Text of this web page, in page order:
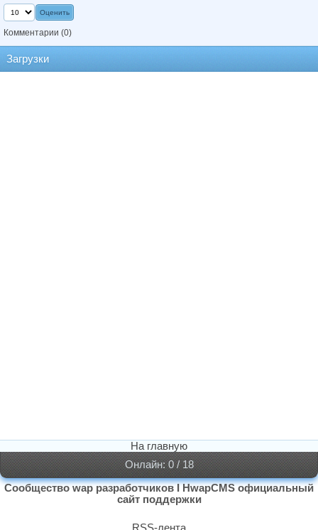
Комментарии (0)
Загрузки
На главную
Онлайн: 0 / 18
Сообщество wap разработчиков I HwapCMS официальный
сайт поддержки